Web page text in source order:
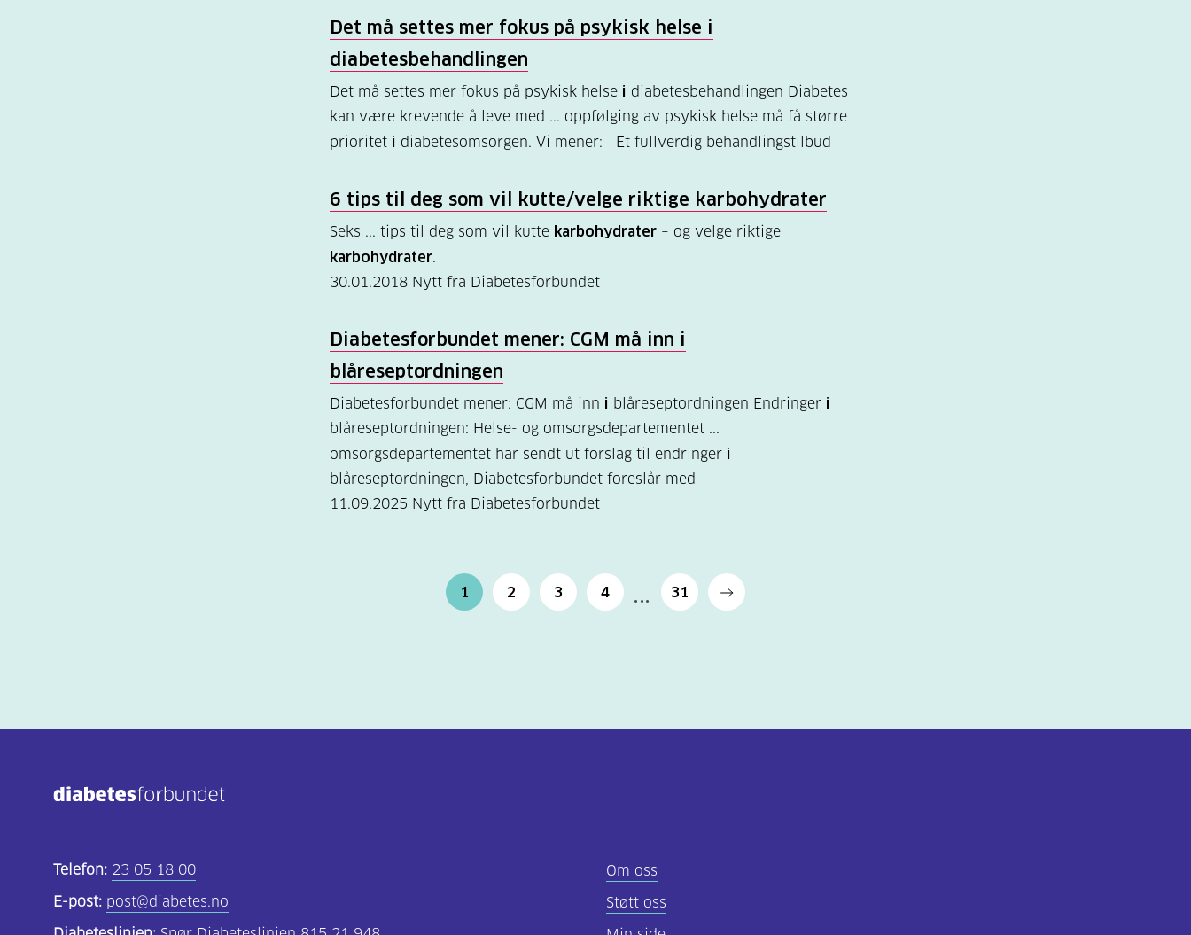
Det må settes mer fokus på psykisk helse i
diabetesbehandlingen
Det må settes mer fokus på psykisk helse i diabetesbehandlingen Diabetes
kan være krevende å leve med ... oppfølging av psykisk helse må få større
prioritet i diabetesomsorgen. Vi mener: Et fullverdig behandlingstilbud
6 tips til deg som vil kutte/velge riktige karbohydrater
Seks ... tips til deg som vil kutte karbohydrater – og velge riktige
karbohydrater.
30.01.2018 Nytt fra Diabetesforbundet
Diabetesforbundet mener: CGM må inn i
blåreseptordningen
Diabetesforbundet mener: CGM må inn i blåreseptordningen Endringer i
blåreseptordningen: Helse- og omsorgsdepartementet ...
omsorgsdepartementet har sendt ut forslag til endringer i
blåreseptordningen, Diabetesforbundet foreslår med
11.09.2025 Nytt fra Diabetesforbundet
1 2 3 4 31
Telefon: 23 05 18 00
E-post: post@diabetes.no
Om oss
Støtt oss